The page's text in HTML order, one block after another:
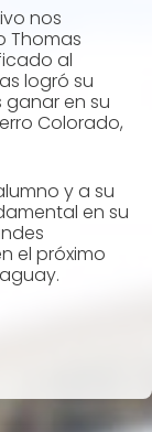
nos
Thomas
al
logró su
en su
Colorado,
y a su
en su
el próximo